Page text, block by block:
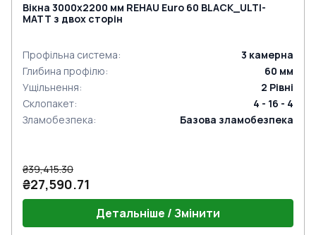
Вікна 3000x2200 мм REHAU Euro 60 BLACK_ULTI-
MATT з двох сторін
Профільна система: 3 камерна
Глибина профілю: 60 мм
Ущільнення: 2 Рівні
Склопакет:
4 - 16 - 4
Зламобезпека: Базова зламобезпека
₴39,415.30
₴27,590.71
Детальніше / Змінити